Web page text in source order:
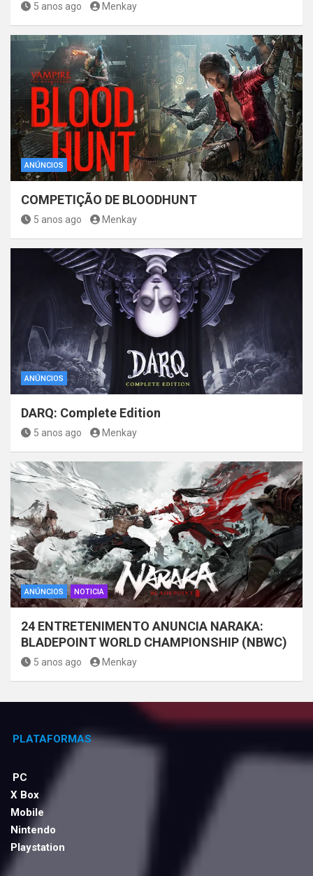
5 anos ago Menkay
ANÚNCIOS
COMPETIÇÃO DE BLOODHUNT
5 anos ago Menkay
ANÚNCIOS
DARQ: Complete Edition
5 anos ago Menkay
ANÚNCIOS NOTICIA
24 ENTRETENIMENTO ANUNCIA NARAKA:
BLADEPOINT WORLD CHAMPIONSHIP (NBWC)
5 anos ago Menkay
PLATAFORMAS
PC
X Box
Mobile
Nintendo
Playstation